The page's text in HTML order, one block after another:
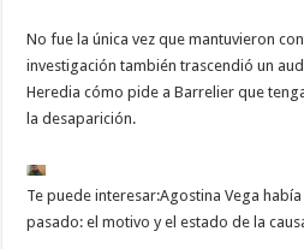
No fue la única vez que mantuvieron
investigación también trascendió un
Heredia cómo pide a Barrelier que
la desaparición.
Te puede interesar:Agostina Vega
pasado: el motivo y el estado de la